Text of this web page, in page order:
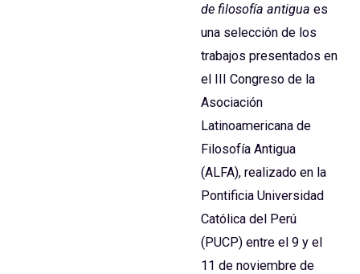
de filosofí­a antigua es
una selección de los
trabajos presentados en
el III Congreso de la
Asociación
Latinoamericana de
Filosofía Antigua
(ALFA), realizado en la
Pontificia Universidad
Católica del Perú
(PUCP) entre el 9 y el
11 de noviembre de